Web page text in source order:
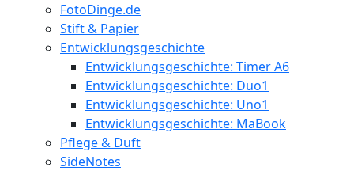
FotoDinge.de
Stift & Papier
Entwicklungsgeschichte
Entwicklungsgeschichte: Timer A6
Entwicklungsgeschichte: Duo1
Entwicklungsgeschichte: Uno1
Entwicklungsgeschichte: MaBook
Pflege & Duft
SideNotes